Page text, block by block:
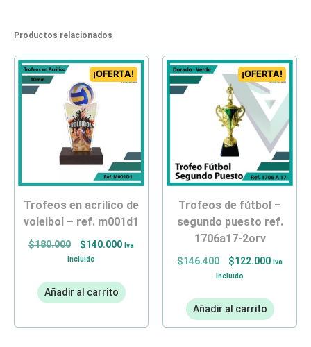
Productos relacionados
¡OFERTA!
trofeos en acrilico de
voleibol – ref. m001d1
$180.000 $140.000 Iva
Incluido
Añadir al carrito
¡OFERTA!
trofeos de fútbol –
segundo puesto ref.
1706a17-2orv
$146.400 $122.000 Iva
Incluido
Añadir al carrito